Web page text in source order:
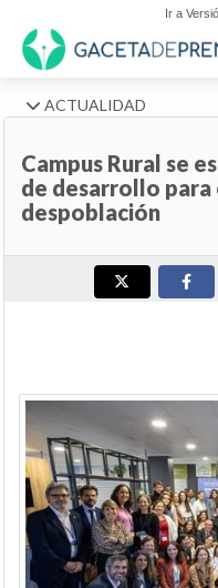
Ir a
ACTUALIDAD
Campus Rural se
de desarrollo
despoblación